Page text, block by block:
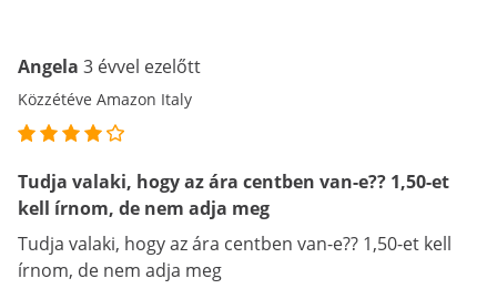
Angela 3 évvel ezelőtt
Közzétéve Amazon Italy
Tudja valaki, hogy az ára centben van-e?? 1,50-et
kell írnom, de nem adja meg
Tudja valaki, hogy az ára centben van-e?? 1,50-et kell
írnom, de nem adja meg